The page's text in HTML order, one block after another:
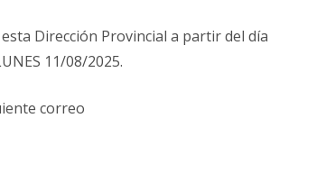
Dirección Provincial a partir del día
11/08/2025.
correo